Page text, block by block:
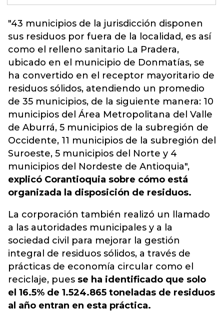
"43 municipios de la jurisdicción disponen
sus residuos por fuera de la localidad, es así
como el relleno sanitario La Pradera,
ubicado en el municipio de Donmatías, se
ha convertido en el receptor mayoritario de
residuos sólidos, atendiendo un promedio
de 35 municipios, de la siguiente manera: 10
municipios del Área Metropolitana del Valle
de Aburrá, 5 municipios de la subregión de
Occidente, 11 municipios de la subregión del
Suroeste, 5 municipios del Norte y 4
municipios del Nordeste de Antioquia",
explicó Corantioquia sobre cómo está
organizada la disposición de residuos.
La corporación también realizó un llamado
a las autoridades municipales y a la
sociedad civil para mejorar la gestión
integral de residuos sólidos, a través de
prácticas de economía circular como el
reciclaje, pues se ha identificado que solo
el 16.5% de 1.524.865 toneladas de residuos
al año entran en esta práctica.